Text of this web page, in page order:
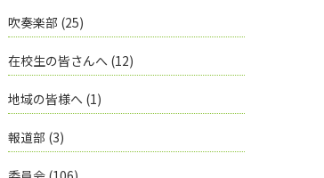
吹奏楽部 (25)
在校生の皆さんへ (12)
地域の皆様へ (1)
報道部 (3)